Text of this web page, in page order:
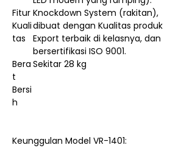
Fitur
Kuali
tas
Knockdown System (rakitan),
dibuat dengan Kualitas produk
Export terbaik di kelasnya, dan
bersertifikasi ISO 9001.
Bera
t
Bersi
h
Sekitar 28 kg
Keunggulan Model VR-1401: